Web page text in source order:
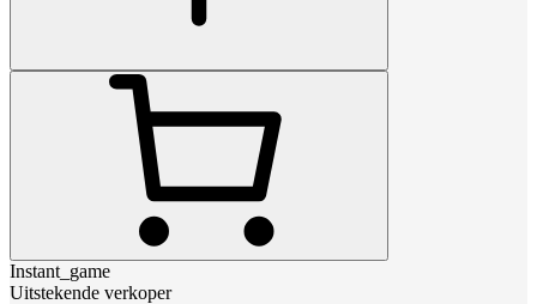
Instant_game
Uitstekende verkoper